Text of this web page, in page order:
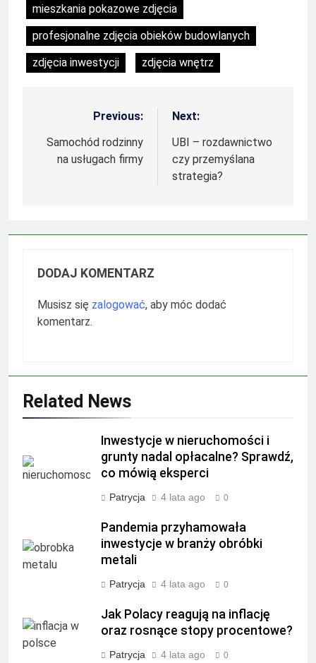
mieszkania pokazowe zdjęcia
profesjonalne zdjęcia obieków budowlanych
zdjęcia inwestycji
zdjęcia wnętrz
Nawigacja
wpisu
Previous:
Samochód rodzinny
na usługach firmy
Next:
UBI – rozdawnictwo
czy przemyślana
strategia?
DODAJ KOMENTARZ
Musisz się zalogować, aby móc dodać
komentarz.
Related News
Inwestycje w nieruchomości i
grunty nadal opłacalne? Sprawdź,
co mówią eksperci
Patrycja 4 lata ago 0
Pandemia przyhamowała
inwestycje w branży obróbki
metali
Patrycja 4 lata ago 0
Jak Polacy reagują na inflację
oraz rosnące stopy procentowe?
Patrycja 4 lata ago 0